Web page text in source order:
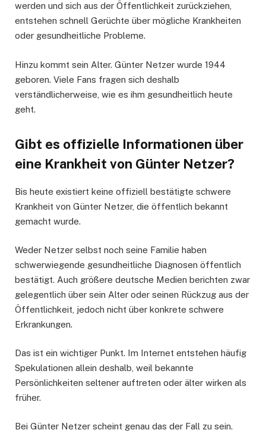
werden und sich aus der Öffentlichkeit zurückziehen,
entstehen schnell Gerüchte über mögliche Krankheiten
oder gesundheitliche Probleme.
Hinzu kommt sein Alter. Günter Netzer wurde 1944
geboren. Viele Fans fragen sich deshalb
verständlicherweise, wie es ihm gesundheitlich heute
geht.
Gibt es offizielle Informationen über
eine Krankheit von Günter Netzer?
Bis heute existiert keine offiziell bestätigte schwere
Krankheit von Günter Netzer, die öffentlich bekannt
gemacht wurde.
Weder Netzer selbst noch seine Familie haben
schwerwiegende gesundheitliche Diagnosen öffentlich
bestätigt. Auch größere deutsche Medien berichten zwar
gelegentlich über sein Alter oder seinen Rückzug aus der
Öffentlichkeit, jedoch nicht über konkrete schwere
Erkrankungen.
Das ist ein wichtiger Punkt. Im Internet entstehen häufig
Spekulationen allein deshalb, weil bekannte
Persönlichkeiten seltener auftreten oder älter wirken als
früher.
Bei Günter Netzer scheint genau das der Fall zu sein.